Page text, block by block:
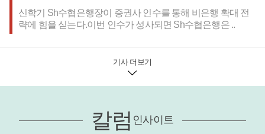
신학기 Sh수협은행장이 증권사 인수를 통해 비은행 확대 전
략에 힘을 싣는다.이번 인수가 성사되면 Sh수협은행은 ..
기사 더보기
칼럼 인사이트